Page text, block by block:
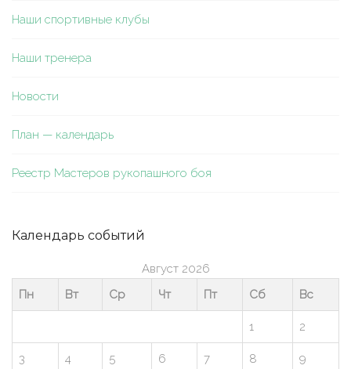
Наши спортивные клубы
Наши тренера
Новости
План — календарь
Реестр Мастеров рукопашного боя
Календарь событий
Август 2026
Пн
Вт Ср Чт Пт Сб Вс
1 2
3 4 5 6 7 8 9